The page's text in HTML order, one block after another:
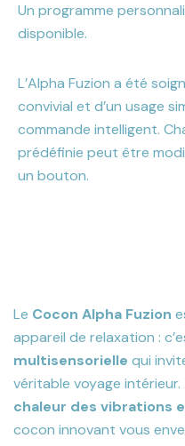
Un programme
disponible.
L’Alpha Fuzion a été
convivial et d’un usage
commande intelligent.
prédéfinie peut être
un bouton.
Le Cocon Alpha Fuzion
appareil de relaxation :
multisensorielle qui
véritable voyage
chaleur des vibrations
cocon innovant vous